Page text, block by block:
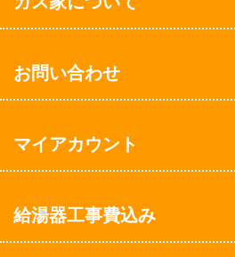
お問い合わせ
マイアカウント
給湯器工事費込み